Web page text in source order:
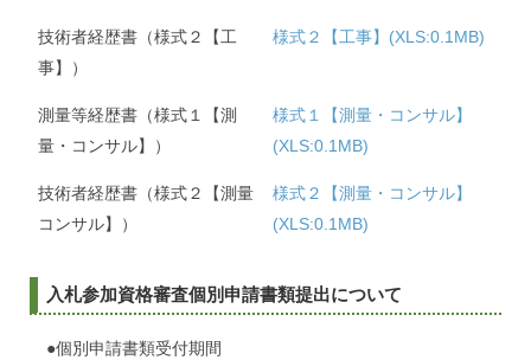
技術者経歴書（様式２【工
事】）
様式２【工事】(XLS:0.1MB)
測量等経歴書（様式１【測
量・コンサル】）
様式１【測量・コンサル】
(XLS:0.1MB)
技術者経歴書（様式２【測量
コンサル】）
様式２【測量・コンサル】
(XLS:0.1MB)
入札参加資格審査個別申請書類提出について
●個別申請書類受付期間